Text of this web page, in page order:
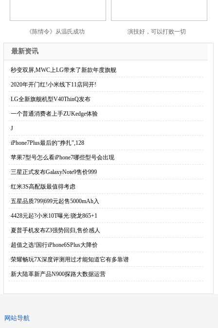
《陈情令》从温氏成功 演技好，可以打败一切
最新资讯
·秒变双屏,MWC上LG带来了新款年度旗舰
·2020年开门红!小米线下11店同开!
·LG全新旗舰机型V40ThinQ发布
·一个普通消费者上手ZUKedge体验
·J
·iPhone7Plus最后的“挣扎”,128
·苹果7型号怎么看iPhone7哪些型号会出现
·三星正式发布GalaxyNote9售价999
·红米3S高配版最值得考虑
·五星品质799|699元起售5000mAh入
·4428元起?小米10T曝光:骁龙865+1
·夏普手机发布Z3强势回归,售价感人
·超值之选!国行iPhone6SPlus大降价
·荣耀畅玩7X深度评测用过才能知道它有多靠谱
·新大陆革新产品N900探路大数据运营
网站导航